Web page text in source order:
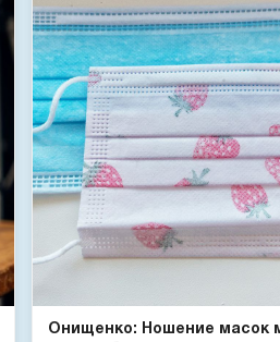
Онищенко: Ношение масок